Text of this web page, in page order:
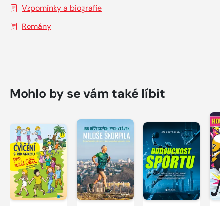
Vzpomínky a biografie
Romány
Mohlo by se vám také líbit